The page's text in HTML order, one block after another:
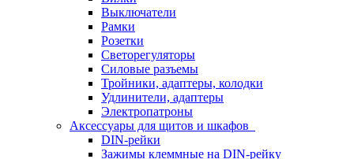
Выключатели
Рамки
Розетки
Светорегуляторы
Силовые разъемы
Тройники, адаптеры, колодки
Удлинители, адаптеры
Электропатроны
Аксессуары для щитов и шкафов
DIN-рейки
Зажимы клеммные на DIN-рейку